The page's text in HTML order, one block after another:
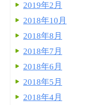
2019年2月
2018年10月
2018年8月
2018年7月
2018年6月
2018年5月
2018年4月